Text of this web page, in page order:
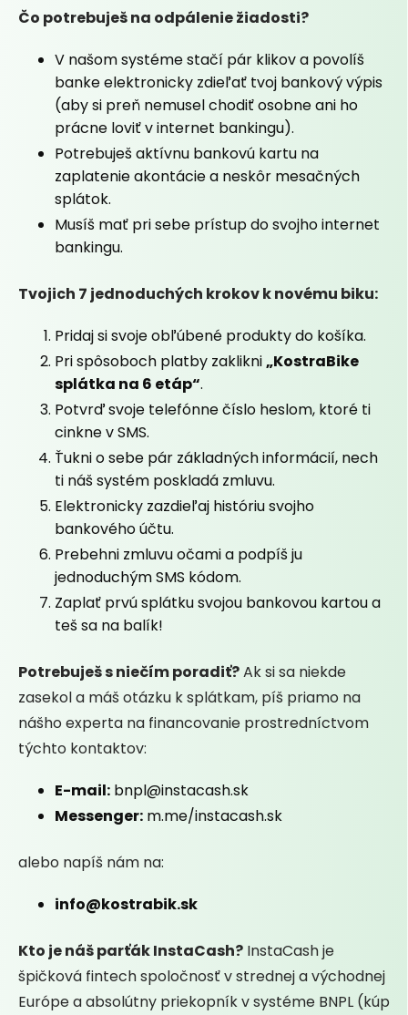
Čo potrebuješ na odpálenie žiadosti?
V našom systéme stačí pár klikov a povolíš
banke elektronicky zdieľať tvoj bankový výpis
(aby si preň nemusel chodiť osobne ani ho
prácne loviť v internet bankingu).
Potrebuješ aktívnu bankovú kartu na
zaplatenie akontácie a neskôr mesačných
splátok.
Musíš mať pri sebe prístup do svojho internet
bankingu.
Tvojich 7 jednoduchých krokov k novému biku:
Pridaj si svoje obľúbené produkty do košíka.
Pri spôsoboch platby zaklikni„KostraBike
splátka na 6 etáp“.
Potvrď svoje telefónne číslo heslom, ktoré ti
cinkne v SMS.
Ťukni o sebe pár základných informácií, nech
ti náš systém poskladá zmluvu.
Elektronicky zazdieľaj históriu svojho
bankového účtu.
Prebehni zmluvu očami a podpíš ju
jednoduchým SMS kódom.
Zaplať prvú splátku svojou bankovou kartou a
teš sa na balík!
Potrebuješ s niečím poradiť?Ak si sa niekde
zasekol a máš otázku k splátkam, píš priamo na
nášho experta na financovanie prostredníctvom
týchto kontaktov:
E-mail: bnpl@instacash.sk
Messenger: m.me/instacash.sk
alebo napíš nám na:
info@kostrabik.sk
Kto je náš parťák InstaCash? InstaCash je
špičková fintech spoločnosť v strednej a východnej
Európe a absolútny priekopník v systéme BNPL (kúp